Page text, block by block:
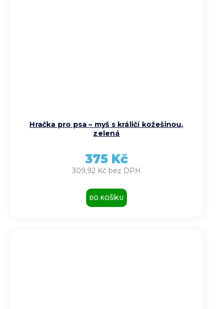
Hračka pro psa – myš s králičí kožešinou,
zelená
309,92 Kč bez DPH
375 Kč
DO KOŠÍKU